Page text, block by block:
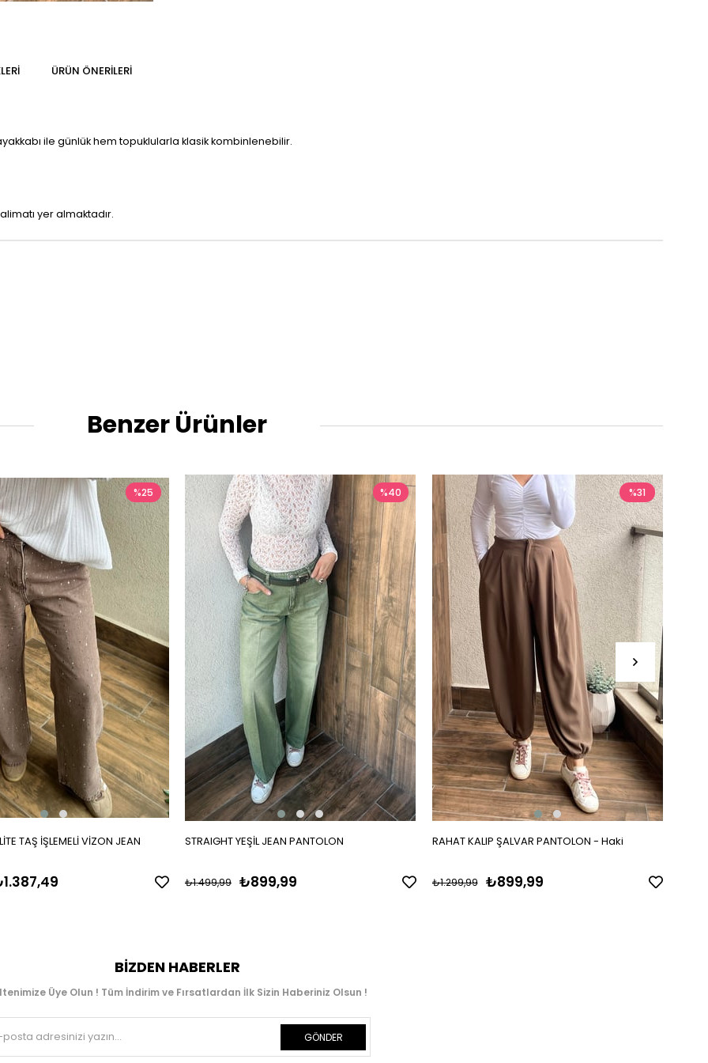
ÜRÜN ÖNERILERI
ile günlük hem topuklularla klasik kombinlenebilir.
yer almaktadır.
Benzer Ürünler
TAŞ İŞLEMELİ VİZON JEAN
%25
STRAIGHT YEŞİL JEAN PANTOLON
₺899,99
₺1.499,99
%40
RAHAT KALIP ŞALVAR PANTOLON - Haki
₺899,99
₺1.299,99
%31
BIZDEN HABERLER
Üye Olun ! Tüm İndirim ve Fırsatlardan İlk Sizin Haberiniz Olsun !
GÖNDER